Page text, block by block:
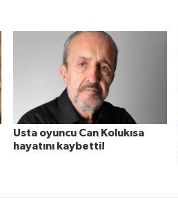
Usta oyuncu Can Kolukısa
hayatını kaybetti!